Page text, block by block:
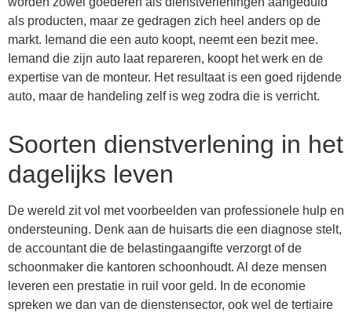
als producten, maar ze gedragen zich heel anders op de
markt. Iemand die een auto koopt, neemt een bezit mee.
Iemand die zijn auto laat repareren, koopt het werk en de
expertise van de monteur. Het resultaat is een goed rijdende
auto, maar de handeling zelf is weg zodra die is verricht.
Soorten dienstverlening in het
dagelijks leven
De wereld zit vol met voorbeelden van professionele hulp en
ondersteuning. Denk aan de huisarts die een diagnose stelt,
de accountant die de belastingaangifte verzorgt of de
schoonmaker die kantoren schoonhoudt. Al deze mensen
leveren een prestatie in ruil voor geld. In de economie
spreken we dan van de dienstensector, ook wel de tertiaire